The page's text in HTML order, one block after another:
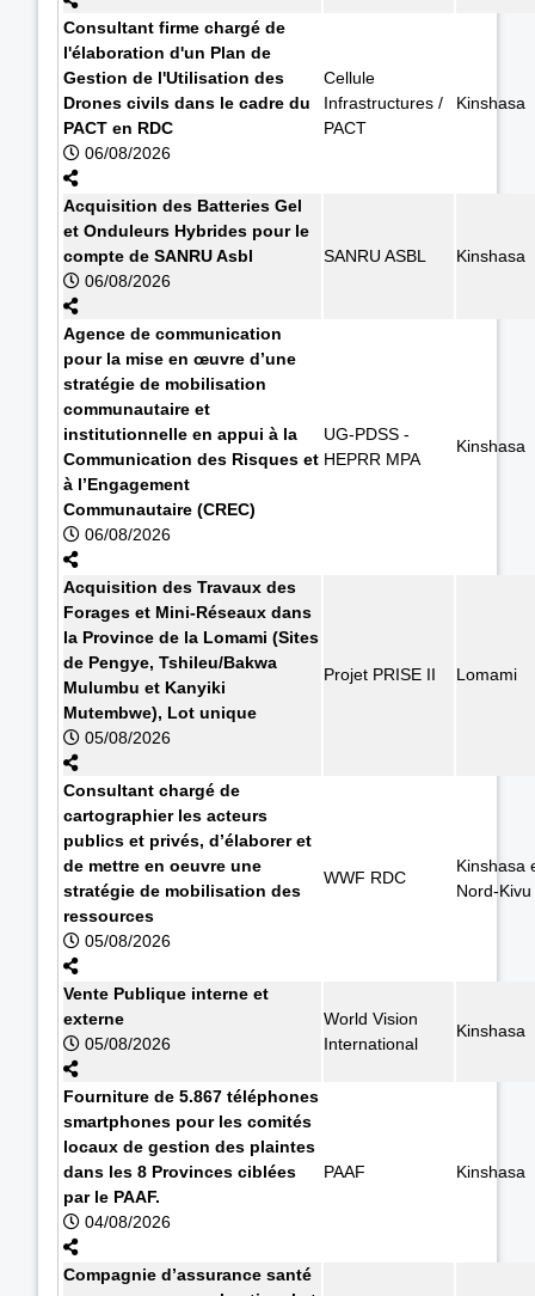
Consultant firme chargé de
l'élaboration d'un Plan de
Gestion de l'Utilisation des
Drones civils dans le cadre du
PACT en RDC
06/08/2026
Cellule
Infrastructures /
PACT
Kinshasa
Acquisition des Batteries Gel
et Onduleurs Hybrides pour le
compte de SANRU Asbl
06/08/2026
SANRU ASBL Kinshasa
Agence de communication
pour la mise en œuvre d’une
stratégie de mobilisation
communautaire et
institutionnelle en appui à la
Communication des Risques et
à l’Engagement
Communautaire (CREC)
06/08/2026
UG-PDSS -
HEPRR MPA
Kinshasa
Acquisition des Travaux des
Forages et Mini-Réseaux dans
la Province de la Lomami (Sites
de Pengye, Tshileu/Bakwa
Mulumbu et Kanyiki
Mutembwe), Lot unique
05/08/2026
Projet PRISE II Lomami
Consultant chargé de
cartographier les acteurs
publics et privés, d’élaborer et
de mettre en oeuvre une
stratégie de mobilisation des
ressources
05/08/2026
WWF RDC
Kinshasa
Nord-Kivu
Vente Publique interne et
externe
05/08/2026
World Vision
International
Kinshasa
Fourniture de 5.867 téléphones
smartphones pour les comités
locaux de gestion des plaintes
dans les 8 Provinces ciblées
par le PAAF.
04/08/2026
PAAF Kinshasa
Compagnie d’assurance santé